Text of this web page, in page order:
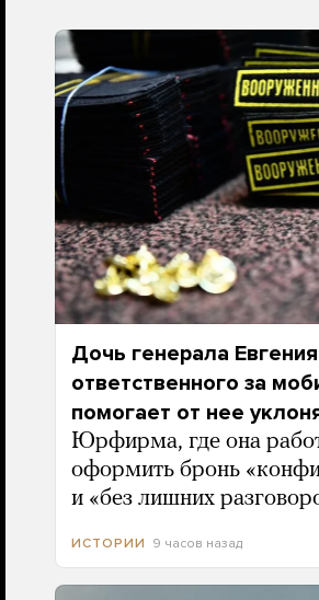
Дочь генерала
ответственного за
помогает от нее
Юрфирма, где она
оформить бронь
и «без лишних
ИСТОРИИ 9 часов назад